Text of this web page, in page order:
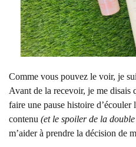
Comme vous pouvez le voir, je
Avant de la recevoir, je me disais
faire une pause histoire d’écouler
contenu (et le spoiler de la double
m’aider à prendre la décision de